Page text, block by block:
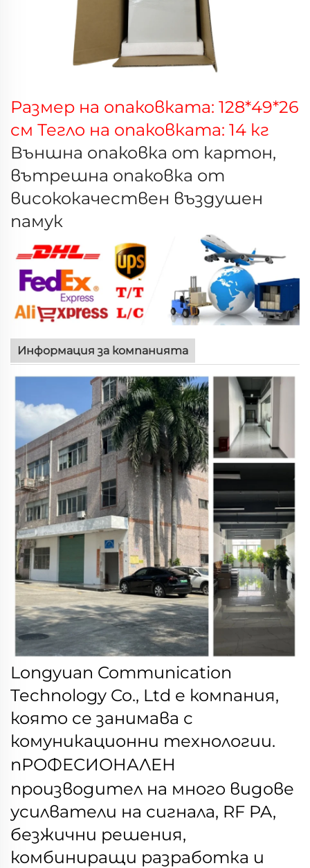
Размер на опаковката: 128*49*26
см Тегло на опаковката: 14 кг
Външна опаковка от картон,
вътрешна опаковка от
висококачествен въздушен
памук
Информация за компанията
Longyuan Communication
Technology Co., Ltd е компания,
която се занимава с
комуникационни технологии.
пРОФЕСИОНАЛЕН
производител на много видове
усилватели на сигнала, RF PA,
безжични решения,
комбиниращи разработка и